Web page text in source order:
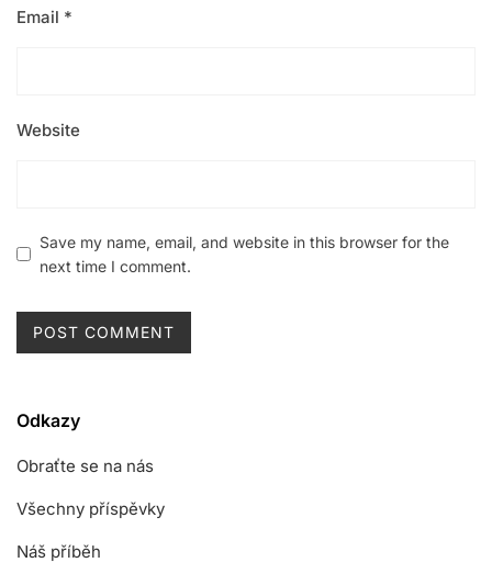
Email *
Website
Save my name, email, and website in this browser for the
next time I comment.
Odkazy
Obraťte se na nás
Všechny příspěvky
Náš příběh